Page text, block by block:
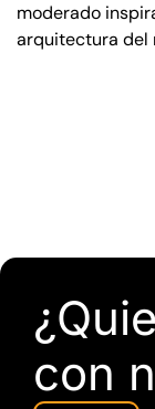
moderado
arquitectura del
con